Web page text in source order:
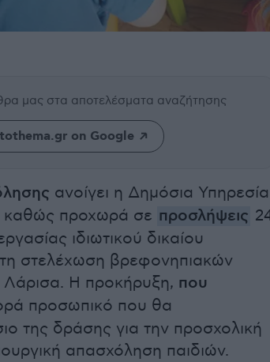
μας στα αποτελέσματα αναζήτησης
on Google
ανοίγει η Δημόσια Υπηρεσία
καθώς προχωρά σε προσλήψεις
ιδιωτικού δικαίου
στελέχωση βρεφονηπιακών
Η προκήρυξη, που
προσωπικό που θα
της δράσης για την προσχολική
απασχόληση παιδιών.